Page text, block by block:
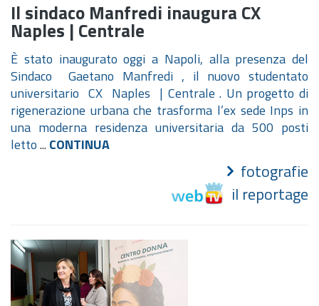
Il sindaco Manfredi inaugura CX
Naples | Centrale
È stato inaugurato oggi a Napoli, alla presenza del
Sindaco
Gaetano Manfredi , il nuovo studentato
universitario CX Naples | Centrale . Un progetto di
rigenerazione urbana che trasforma l’ex sede Inps in
una moderna residenza universitaria da 500 posti
letto... CONTINUA
fotografie
il reportage